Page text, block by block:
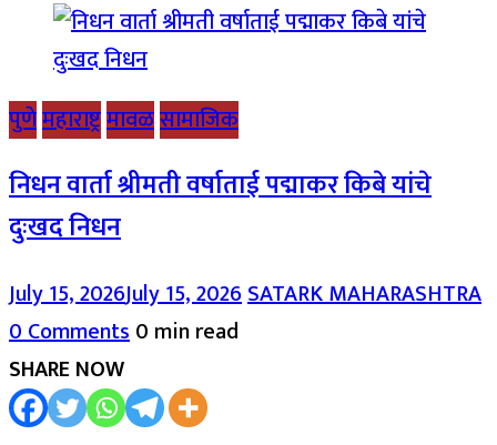
पुणेमहाराष्ट्रमावळसामाजिक
निधन वार्ता श्रीमती वर्षाताई पद्माकर किबे यांचे
दुःखद निधन
July 15, 2026July 15, 2026SATARK MAHARASHTRA
0 Comments0 min read
SHARE NOW